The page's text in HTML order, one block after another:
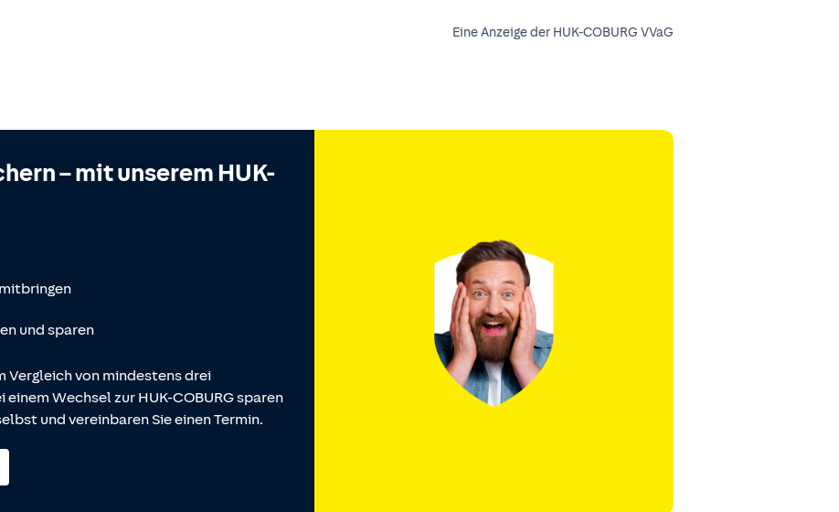
Eine Anzeige der HUK-COBURG VVaG
– mit unserem HUK-
und sparen
Vergleich von mindestens drei
Wechsel zur HUK-COBURG sparen
und vereinbaren Sie einen Termin.